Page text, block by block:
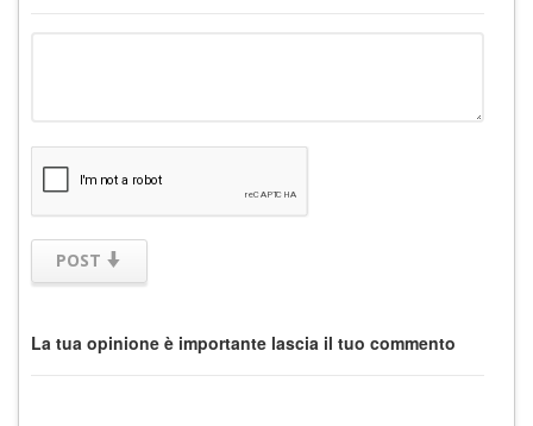
POST
La tua opinione è importante lascia il tuo commento